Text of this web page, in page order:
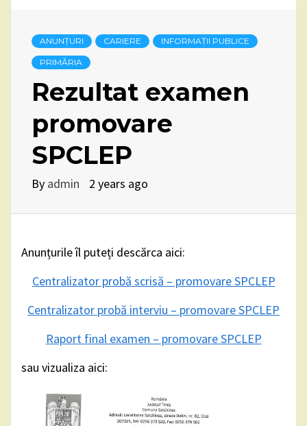
ANUNȚURI CARIERE INFORMAȚII PUBLICE
PRIMĂRIA
Rezultat examen
promovare
SPCLEP
By admin 2 years ago
Anunțurile îl puteți descărca aici:
Centralizator probă scrisă – promovare SPCLEP
Centralizator probă interviu – promovare SPCLEP
Raport final examen – promovare SPCLEP
sau vizualiza aici: